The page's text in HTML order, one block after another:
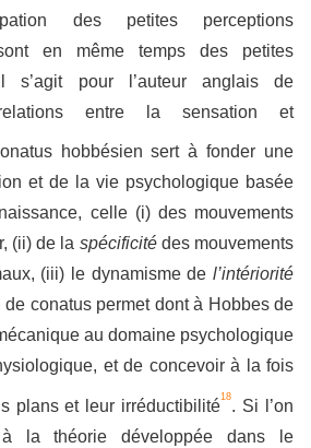
des petites perceptions
en même temps des petites
s’agit pour l’auteur anglais de
entre la sensation et
hobbésien sert à fonder une
et de la vie psychologique basée
celle (i) des mouvements
(ii) de la spécificitédes mouvements
(iii) le dynamisme de l’intériorité
de conatus permet dont à Hobbes de
au domaine psychologique
et de concevoir à la fois
plans et leur irréductibilité18. Si l’on
la théorie développée dans le